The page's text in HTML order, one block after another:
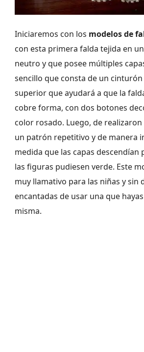
Iniciaremos con los modelos de
con esta primera falda tejida en
neutro y que posee múltiples
sencillo que consta de un
superior que ayudará a que la
cobre forma, con dos botones
color rosado. Luego, de realizaron
un patrón repetitivo y de manera
medida que las capas descendían
las figuras pudiesen verde. Este
muy llamativo para las niñas y sin
encantadas de usar una que
misma.